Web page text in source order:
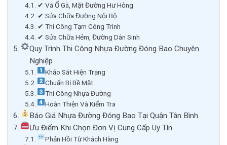
✔ Vá Ổ Gà, Mặt Đường Hư Hỏng
✔ Sửa Chữa Đường Nội Bộ
✔ Thi Công Tạm Công Trình
✔ Sửa Chữa Hẻm, Đường Dân Sinh
Quy Trình Thi Công Nhựa Đường Đóng Bao Chuyên
Nghiệp
Khảo Sát Hiện Trạng
Chuẩn Bị Bề Mặt
Thi Công Nhựa Đường
Hoàn Thiện Và Kiểm Tra
Báo Giá Nhựa Đường Đóng Bao Tại Quận Tân Bình
Ưu Điểm Khi Chọn Đơn Vị Cung Cấp Uy Tín
Phản Hồi Từ Khách Hàng